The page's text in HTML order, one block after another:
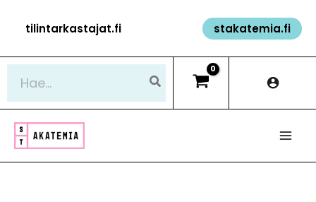
sisältöön
tilintarkastajat.fi stakatemia.fi